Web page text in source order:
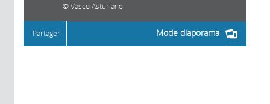
Vasco Asturiano
Mode diaporama
Partager